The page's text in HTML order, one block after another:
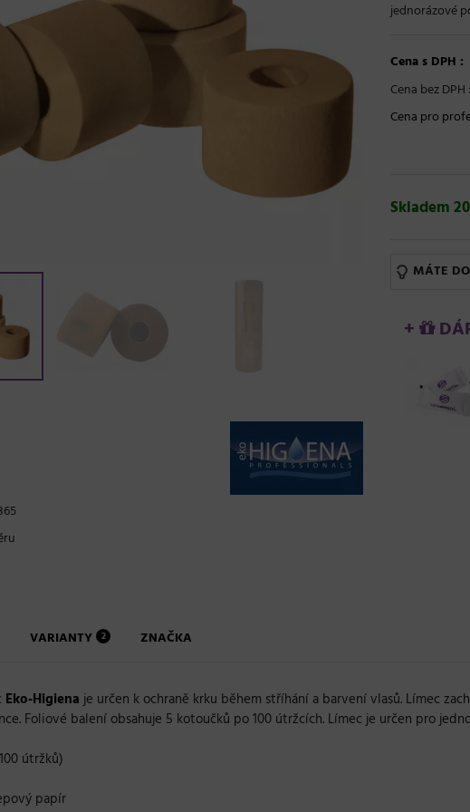
jednorázové
Cena s DPH :
Cena bez DPH :
Cena pro
Skladem
MÁTE
+
VARIANTY 2 ZNAČKA
Eko-Higienaje určen k ochraně krku během stříhání a barvení vlasů. Límec
Foliové balení obsahuje 5 kotoučků po 100 útržcích. Límec je určen pro
útržků)
papír